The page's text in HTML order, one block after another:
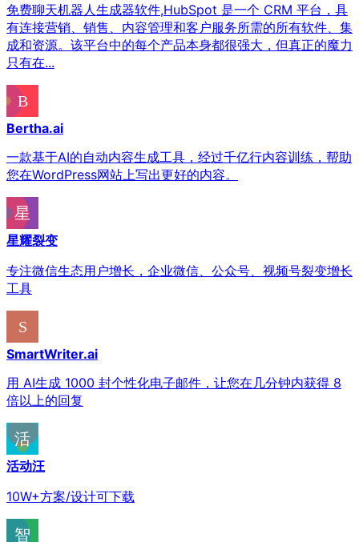
免费聊天机器人生成器软件,HubSpot 是一个 CRM 平台，具
有连接营销、销售、内容管理和客户服务所需的所有软件、集
成和资源。该平台中的每个产品本身都很强大，但真正的魔力
只有在...
Bertha.ai
一款基于AI的自动内容生成工具，经过千亿行内容训练，帮助
您在WordPress网站上写出更好的内容。
星耀裂变
专注微信生态用户增长，企业微信、公众号、视频号裂变增长
工具
SmartWriter.ai
用 AI生成 1000 封个性化电子邮件，让您在几分钟内获得 8
倍以上的回复
活动汪
10W+方案/设计可下载